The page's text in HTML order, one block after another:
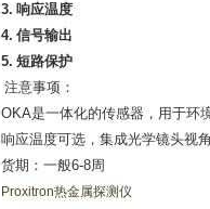
3. 响应温度
4. 信号输出
5. 短路保护
注意事项：
OKA是一体化的传感器，用于环
响应温度可选，集成光学镜头视
货期：一般6-8周
Proxitron热金属探测仪